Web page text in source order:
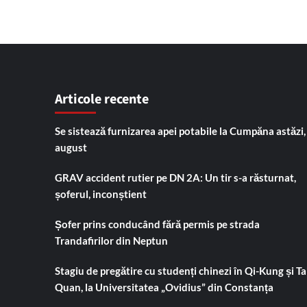
Articole recente
Se sistează furnizarea apei potabile la Cumpăna
august
GRAV accident rutier pe DN 2A: Un tir s-a răsturnat,
șoferul, inconștient
Șofer prins conducând fără permis pe strada
Trandafirilor din Neptun
Stagiu de pregătire cu studenți chinezi în Qi-Kung și
Quan, la Universitatea „Ovidius” din Constanța